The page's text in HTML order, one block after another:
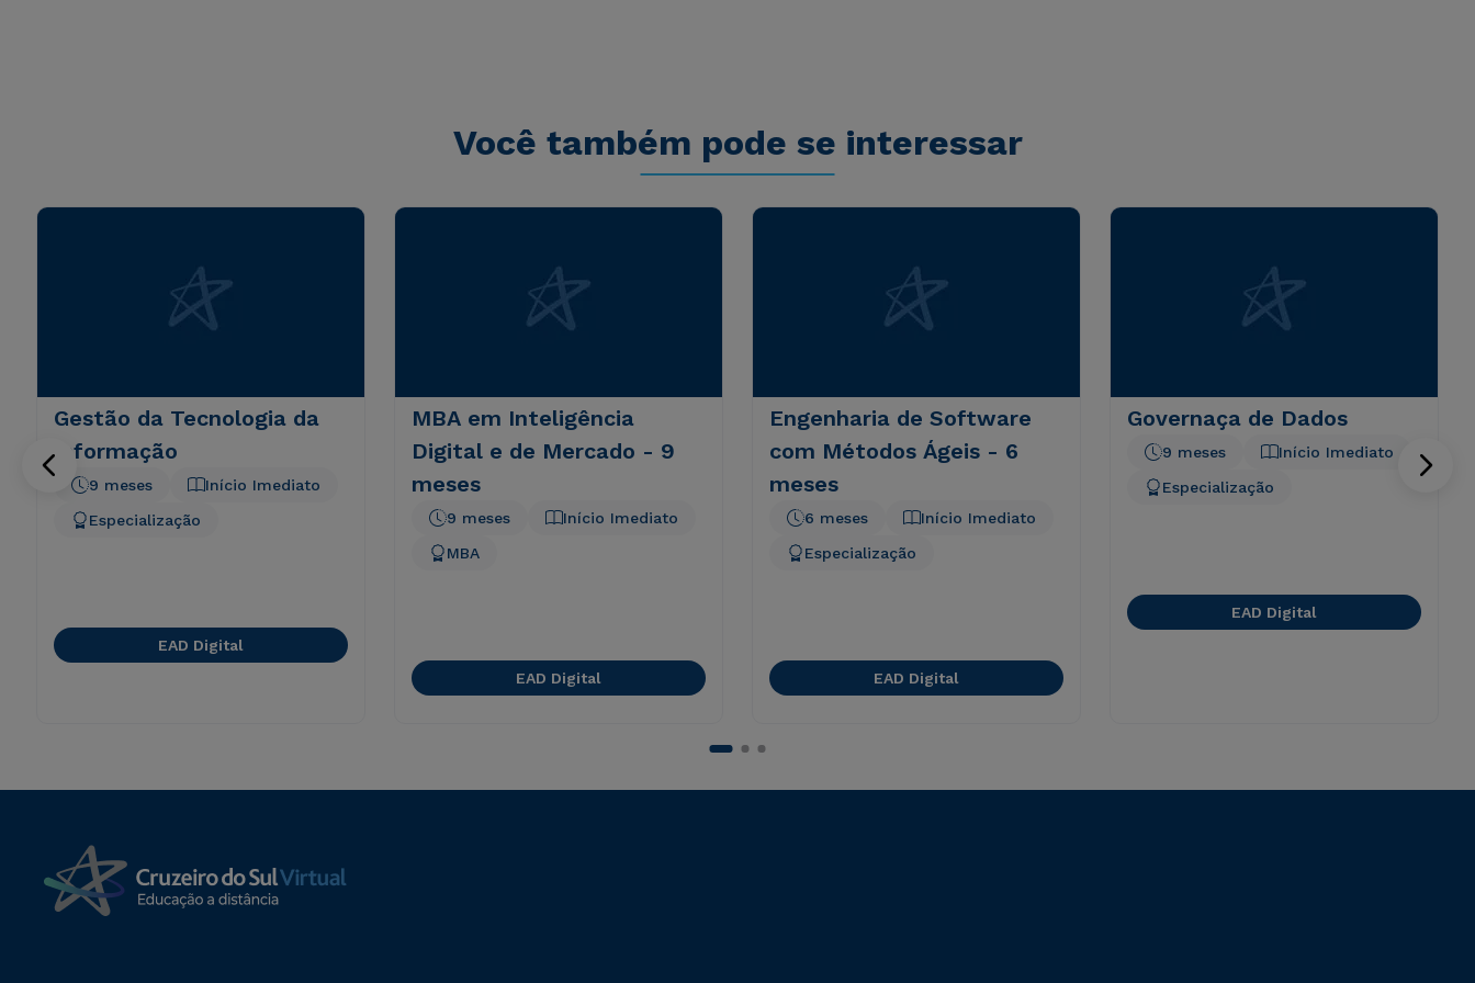
Você também pode se interessar
Gestão da Tecnologia da
Informação
Início Imediato
9 meses
Especialização
EAD Digital
MBA em Inteligência
Digital e de Mercado - 9
meses
Início Imediato
9 meses
MBA
EAD Digital
Engenharia de Software
com Métodos Ágeis - 6
meses
Início Imediato
6 meses
Especialização
EAD Digital
Governaça de Dados
Início Imediato
9 meses
Especialização
EAD Digital